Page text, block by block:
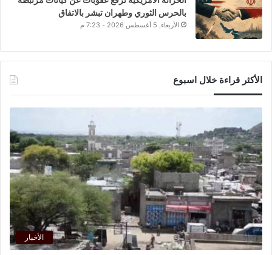
بالحرس الثوري وطهران تبشر بالاتفاق
الأربعاء, 5 أغسطس 2026 - 7:23 م
الأكثر قراءة خلال اسبوع
الأخبار